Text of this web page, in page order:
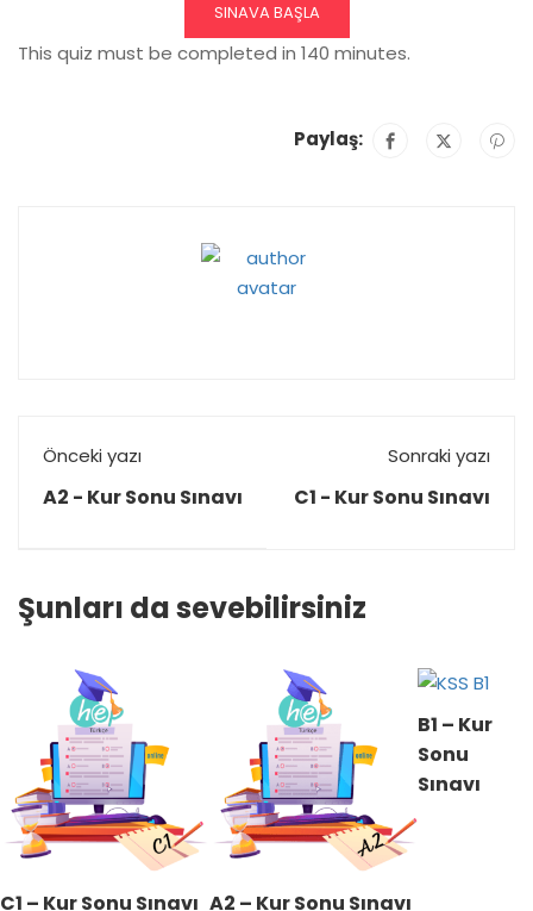
SINAVA BAŞLA
This quiz must be completed in 140 minutes.
Paylaş:
Önceki yazı
A2 - Kur Sonu Sınavı
Sonraki yazı
C1 - Kur Sonu Sınavı
Şunları da sevebilirsiniz
C1 – Kur Sonu Sınavı A2 – Kur Sonu Sınavı
B1 – Kur
Sonu
Sınavı